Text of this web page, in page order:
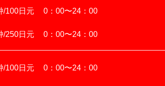
/100日元 0：00〜24：00
/250日元 0：00〜24：00
/100日元 0：00〜24：00